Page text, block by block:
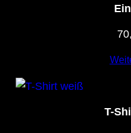
Name, E-Mail-
Browser für meinen
T-